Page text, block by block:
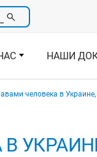
НАШИ
человека в